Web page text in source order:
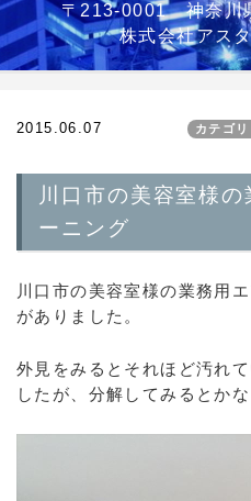
〒213-0001 神奈川
株式会社ア
2015.06.07 カテゴ
川口市の美容室様
ーニング
川口市の美容室様の業務用
がありました。
外見をみるとそれほど汚れ
したが、分解してみるとか